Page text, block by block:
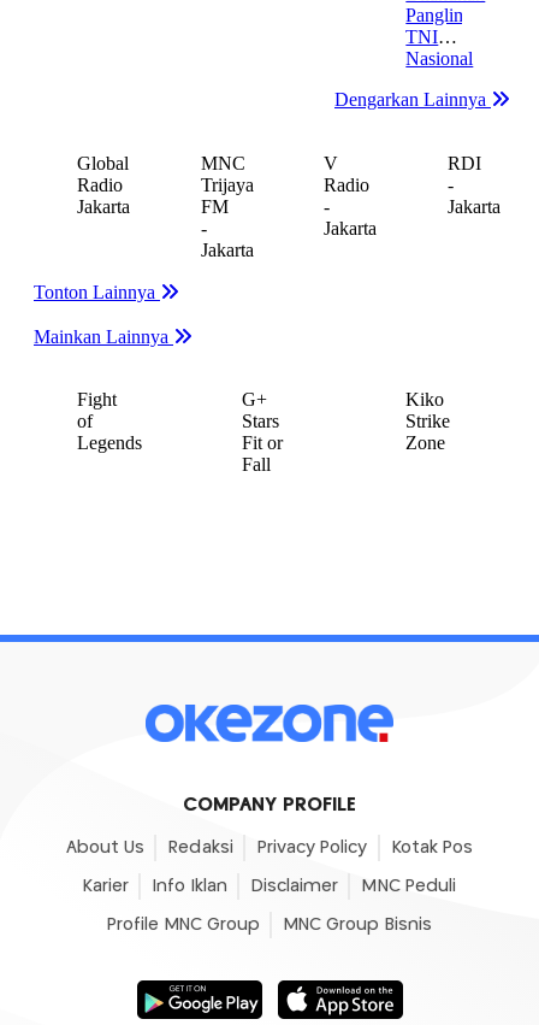
COMPANY PROFILE
About Us Redaksi Privacy Policy Kotak Pos
Karier Info Iklan Disclaimer MNC Peduli
Profile MNC Group MNC Group Bisnis